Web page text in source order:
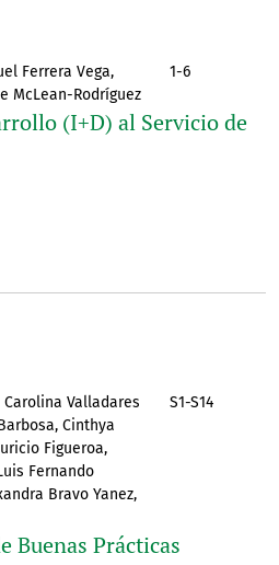
Ferrera Vega,
McLean-Rodríguez
1-6
(I+D) al Servicio de
Valladares
Cinthya
Figueroa,
Fernando
Bravo Yanez,
S1-S14
Buenas Prácticas